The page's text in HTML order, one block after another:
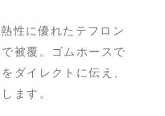
性に優れたテフロン
被覆。ゴムホースで
ダイレクトに伝え、
ます。